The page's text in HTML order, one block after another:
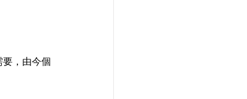
，由今個